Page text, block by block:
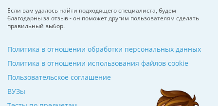
Если вам удалось найти подходящего специалиста, будем
благодарны за отзыв - он поможет другим пользователям сделать
правильный выбор.
ВУЗы
Политика в отношении обработки персональных данных
Политика в отношении использования файлов cookie
Пользовательское соглашение